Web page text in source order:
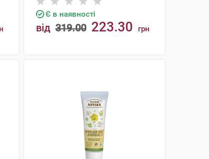
Є в наявності
від 319.00 223.30 грн